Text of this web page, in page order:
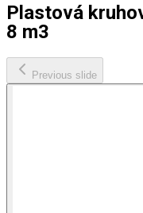
Plastová
8 m3
Previous slide